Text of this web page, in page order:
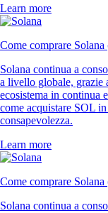
Learn more
Come comprare
Solana continua a
a livello globale, grazie
ecosistema in continua
come acquistare SOL
consapevolezza.
Learn more
Come comprare
Solana continua a